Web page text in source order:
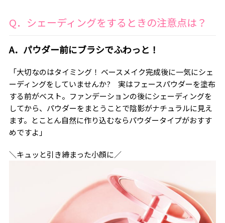
Q．シェーディングをするときの注意点は？
A．パウダー前にブラシでふわっと！
「大切なのはタイミング！ ベースメイク完成後に一気にシェ
ーディングをしていませんか? 実はフェースパウダーを塗布
する前がベスト。ファンデーションの後にシェーディングを
してから、パウダーをまとうことで陰影がナチュラルに見え
ます。とことん自然に作り込むならパウダータイプがおすす
めですよ」
＼キュッと引き締まった小顔に／